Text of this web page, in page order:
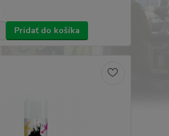
Pridať do košíka